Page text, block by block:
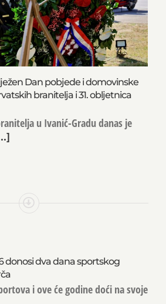
Dan pobjede i domovinske
branitelja i 31. obljetnica
u Ivanić-Gradu danas je
donosi dva dana sportskog
i ove će godine doći na svoje